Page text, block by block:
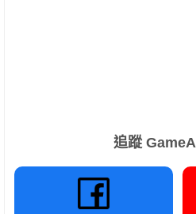
追蹤